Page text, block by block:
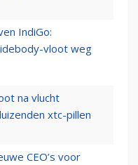
IndiGo:
vloot weg
na vlucht
xtc-pillen
CEO’s voor